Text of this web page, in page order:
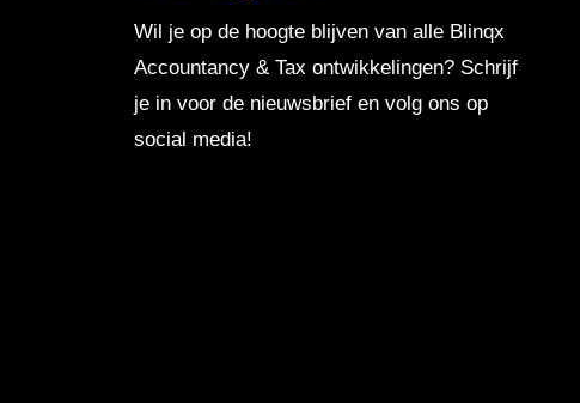
Wil je op de hoogte blijven van alle Blinqx
Accountancy & Tax ontwikkelingen? Schrijf
je in voor de nieuwsbrief en volg ons op
social media!